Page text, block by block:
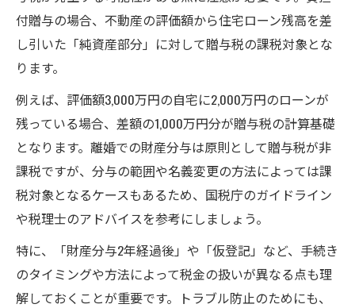
付贈与の場合、不動産の評価額から住宅ローン残高を差
し引いた「純資産部分」に対して贈与税の課税対象とな
ります。
例えば、評価額3,000万円の自宅に2,000万円のローンが
残っている場合、差額の1,000万円分が贈与税の計算基礎
となります。離婚での財産分与は原則として贈与税が非
課税ですが、分与の範囲や名義変更の方法によっては課
税対象となるケースもあるため、国税庁のガイドライン
や税理士のアドバイスを参考にしましょう。
特に、「財産分与2年経過後」や「仮登記」など、手続き
のタイミングや方法によって税金の扱いが異なる点も理
解しておくことが重要です。トラブル防止のためにも、